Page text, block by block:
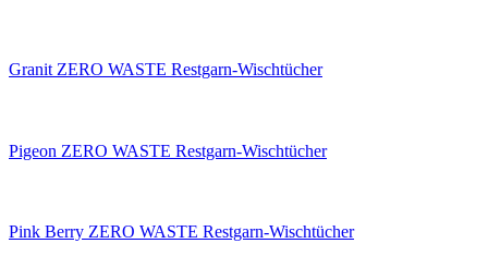
Granit ZERO WASTE Restgarn-Wischtücher
Pigeon ZERO WASTE Restgarn-Wischtücher
Pink Berry ZERO WASTE Restgarn-Wischtücher